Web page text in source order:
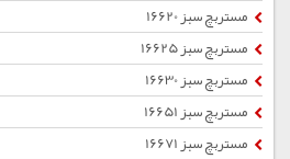
مستربچ سبز 16620
مستربچ سبز 16625
مستربچ سبز 16630
مستربچ سبز 16651
مستربچ سبز 16671